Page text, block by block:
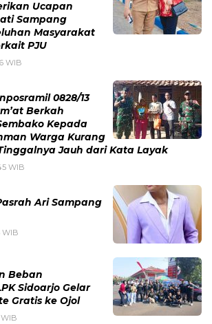
Ucapan
Sampang
Masyarakat
PJU
WIB
0828/13
Berkah
Kepada
Warga Kurang
Jauh dari Kata Layak
WIB
Ari Sampang
WIB
Beban
Sidoarjo Gelar
Gratis ke Ojol
WIB